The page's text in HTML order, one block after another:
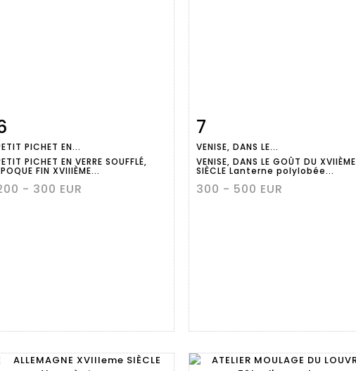
PICHET EN...
PICHET EN VERRE SOUFFLÉ,
FIN XVIIIÈME...
- 300 EUR
détaillée
7
VENISE, DANS LE...
VENISE, DANS LE GOÛT DU XVIIÈME
SIÈCLE Lanterne polylobée...
300 - 500 EUR